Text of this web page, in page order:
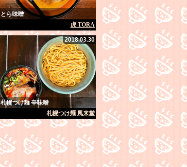
とら味噌
虎 TORA
2018.03.30
札幌つけ麺 辛味噌
札幌つけ麺 風来堂